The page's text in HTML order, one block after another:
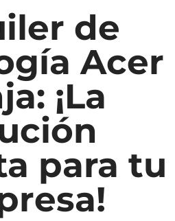
de
Acer
¡La
para tu